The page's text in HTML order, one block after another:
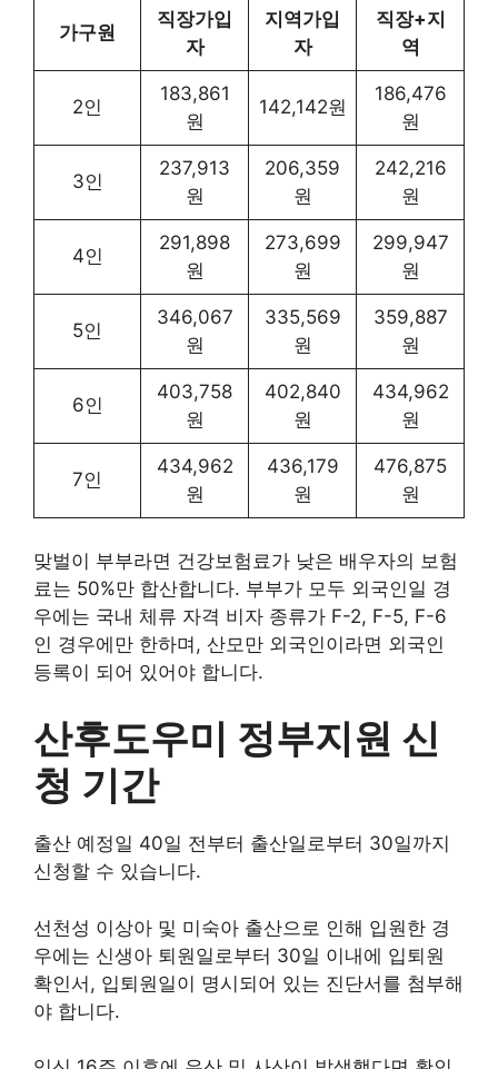
가구원
직장가입
자
지역가입
자
직장+지
역
2인
183,861
원
142,142원
186,476
원
3인
237,913
원
206,359
원
242,216
원
4인
291,898
원
273,699
원
299,947
원
5인
346,067
원
335,569
원
359,887
원
6인
403,758
원
402,840
원
434,962
원
7인
434,962
원
436,179
원
476,875
원
맞벌이 부부라면 건강보험료가 낮은 배우자의 보험
료는 50%만 합산합니다. 부부가 모두 외국인일 경
우에는 국내 체류 자격 비자 종류가 F-2, F-5, F-6
인 경우에만 한하며, 산모만 외국인이라면 외국인
등록이 되어 있어야 합니다.
산후도우미 정부지원 신
청 기간
출산 예정일 40일 전부터 출산일로부터 30일까지
신청할 수 있습니다.
선천성 이상아 및 미숙아 출산으로 인해 입원한 경
우에는 신생아 퇴원일로부터 30일 이내에 입퇴원
확인서, 입퇴원일이 명시되어 있는 진단서를 첨부해
야 합니다.